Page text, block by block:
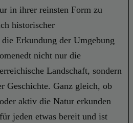
in ihrer reinsten Form zu
historischer
Erkundung der Umgebung
nicht nur die
Landschaft, sondern
Geschichte. Ganz gleich, ob
aktiv die Natur erkunden
jeden etwas bereit und ist